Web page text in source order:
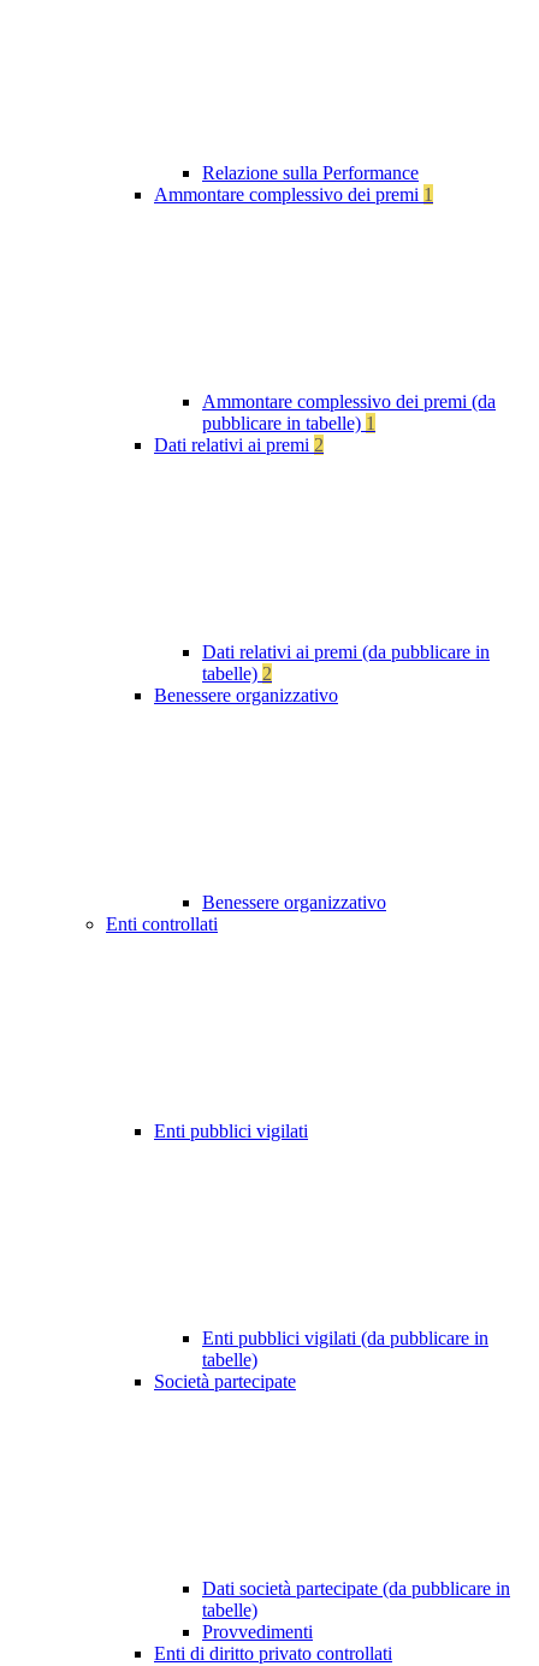
Relazione sulla Performance
Ammontare complessivo dei premi 1
Ammontare complessivo dei premi (da
pubblicare in tabelle) 1
Dati relativi ai premi 2
Dati relativi ai premi (da pubblicare in
tabelle) 2
Benessere organizzativo
Benessere organizzativo
Enti controllati
Enti pubblici vigilati
Enti pubblici vigilati (da pubblicare in
tabelle)
Società partecipate
Dati società partecipate (da pubblicare in
tabelle)
Provvedimenti
Enti di diritto privato controllati